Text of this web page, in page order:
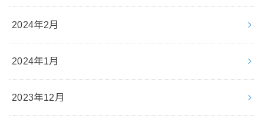
2024年2月
2024年1月
2023年12月